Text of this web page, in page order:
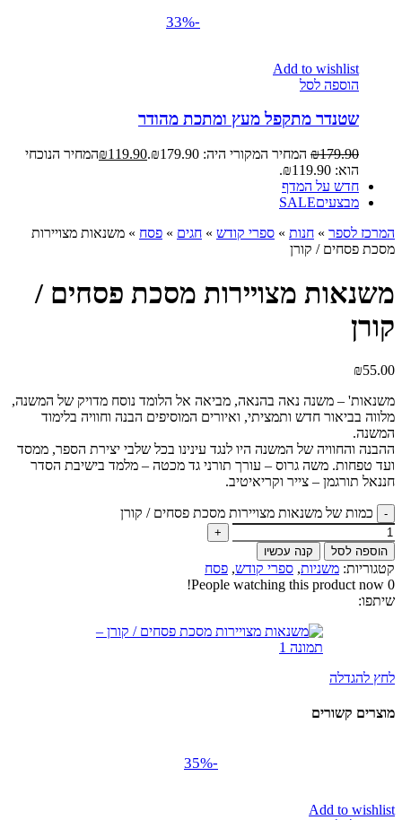
-33%
Add to wishlist
הוספה לסל
שטנדר מתקפל מעץ ומתכת מהודר
₪179.90 המחיר המקורי היה: ₪179.90. ₪119.90
המחיר הנוכחי
הוא: ₪119.90.
חדש על המדף
מבצעיםSALE
המרכז לספר » חנות » ספרי קודש » חגים » פסח » משנאות מצויירות
מסכת פסחים / קורן
משנאות מצויירות מסכת פסחים /
קורן
₪55.00
משנאות' – משנה נאה בהנאה, מביאה אל הלומד נוסח מדויק של המשנה,
מלווה בביאור חדש ותמציתי, ואיורים המוסיפים הבנה וחוויה בלימוד
המשנה.
ההבנה והחוויה של המשנה היו לנגד עינינו בכל שלבי יצירת הספר, ממסד
ועד טפחות. משה גרוס – עורך תורני גד מכטה – מלמד בישיבת הסדר
חננאל תורגמן – צייר וקריאיטיב.
כמות של משנאות מצויירות מסכת פסחים / קורן
הוספה לסל קנה עכשיו
קטגוריות: משניות, ספרי קודש, פסח
0
People watching this product now!
שיתפו:
לחץ להגדלה
מוצרים קשורים
-35%
Add to wishlist